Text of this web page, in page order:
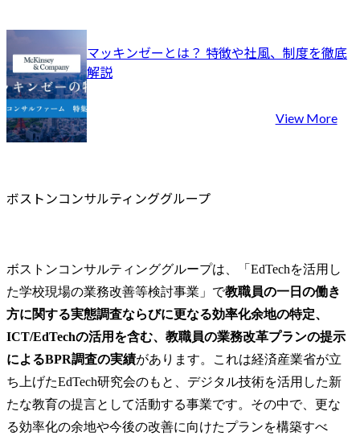
マッキンゼーとは？ 特徴や社風、制度を徹底
解説
View More
ボストンコンサルティンググループ
ボストンコンサルティンググループは、「EdTechを活用し
た学校現場の業務改善等検討事業」で教職員の一日の働き
方に関する実態調査ならびに更なる効率化余地の特定、
ICT/EdTechの活用を含む、教職員の業務改革プランの提示
によるBPR調査の実績があります。これは経済産業省が立
ち上げたEdTech研究会のもと、デジタル技術を活用した新
たな教育の提言として活動する事業です。その中で、更な
る効率化の余地や今後の改善に向けたプランを構築すべ